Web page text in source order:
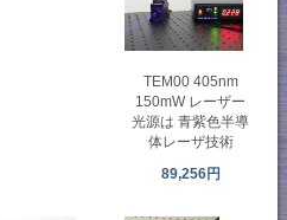
TEM00 405nm
150mW レーザー
光源は 青紫色半導
体レーザ技術
89,256円